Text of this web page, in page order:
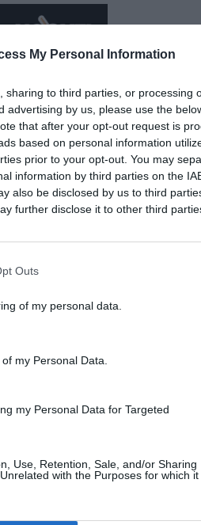
My Personal Information
sharing to third parties, or processing
advertising by us, please use the
that after your opt-out request is
based on personal information
prior to your opt-out. You may
information by third parties on the
also be disclosed by us to third
further disclose it to other third
Outs
of my personal data.
my Personal Data.
my Personal Data for Targeted
Use, Retention, Sale, and/or Sharing
with the Purposes for which it
que deixam indefinidas quatro das
para os quartos de final. As